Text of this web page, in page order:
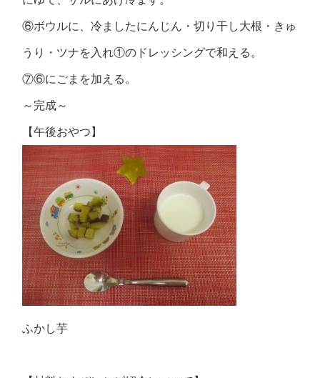
⑥ボウルに、冷ましたにんじん・切り干し大根・きゅ
うり・ツナを入れ①のドレッシングで和える。
⑦⑥にごまを加える。
～完成～
【午後おやつ】
ふかし芋